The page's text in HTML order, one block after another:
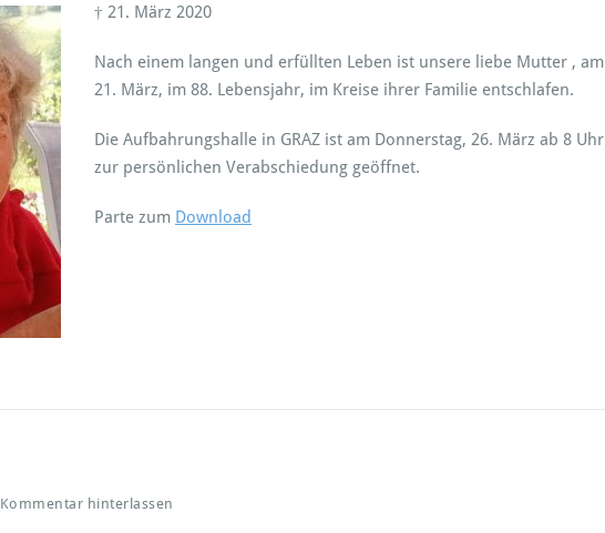
† 21. März 2020
Nach einem langen und erfüllten Leben ist unsere liebe Mutter , am
21. März, im 88. Lebensjahr, im Kreise ihrer Familie entschlafen.
Die Aufbahrungshalle in GRAZ ist am Donnerstag, 26. März ab 8 Uhr
zur persönlichen Verabschiedung geöffnet.
Parte zum Download
Kommentar hinterlassen